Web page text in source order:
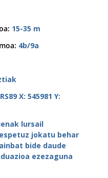
: 15-35 m
: 4b/9a
X: 545981 Y:
lursail
jokatu behar
bide daude
ezezaguna